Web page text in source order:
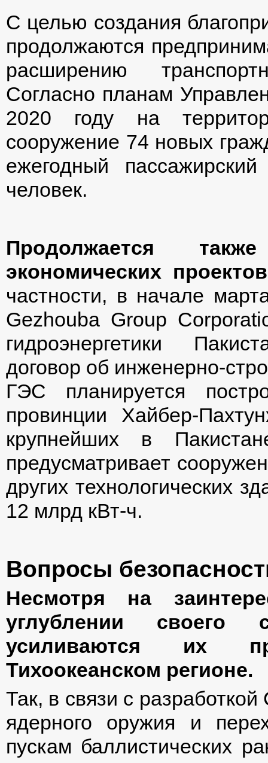
С целью создания
продолжаются
расширению
Согласно планам
2020 году на
сооружение 74 новых
ежегодный
человек.
Продолжается
экономических
частности, в начале
Gezhouba Group
гидроэнергетики
договор об инженерно-
ГЭС планируется
провинции Хайбер-
крупнейших в
предусматривает
других технологических
12 млрд кВт-ч.
Вопросы
Несмотря на
углублении своего
усиливаются их
Тихоокеанском регионе.
Так, в связи с
ядерного оружия и
пускам баллистических